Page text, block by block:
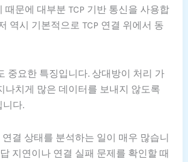
때문에 대부분 TCP 기반 통신을 사용합
역시 기본적으로 TCP 연결 위에서 동
중요한 특징입니다. 상대방이 처리 가
나치게 많은 데이터를 보내지 않도록
니다.
연결 상태를 분석하는 일이 매우 많습니
지연이나 연결 실패 문제를 확인할 때